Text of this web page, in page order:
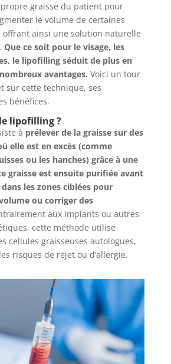
graisse du patient pour
le volume de certaines
offrant ainsi une solution naturelle
Que ce soit pour le visage, les
le lipofilling séduit de plus en
avantages. Voici un tour
sur cette technique, ses
bénéfices.
lipofilling ?
à prélever de la graisse sur des
elle est en excès (comme
ou les hanches) grâce à une
graisse est ensuite purifiée avant
les zones ciblées pour
ou corriger des
aux implants ou autres
cette méthode utilise
cellules graisseuses autologues,
risques de rejet ou d’allergie.